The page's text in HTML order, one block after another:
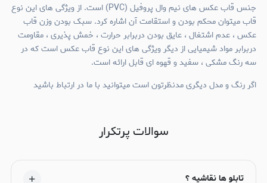
جنس قاب عکس های نیم وال پروفیل (PVC) است. از ویژگی های این نوع
قاب میتوان محکم بودن و استقامت آن اشاره کرد. سبک بودن وزن قاب
عکس ، عدم اشتغال ، عایق بودن دربرابر حرارت ، خمش پذیری ، مقاومت
دربرابر مواد شیمیایی از دیگر ویژگی های این نوع قاب عکس است که در
سه رنگ مشکی ، سفید و قهوه ای قابل ارائه است.
اگر رنگ و مدل دیگری مدنظرتون است میتوانید با ما در ارتباط باشید
سوالات پرتکرار
تابلو ها نقاشیه ؟